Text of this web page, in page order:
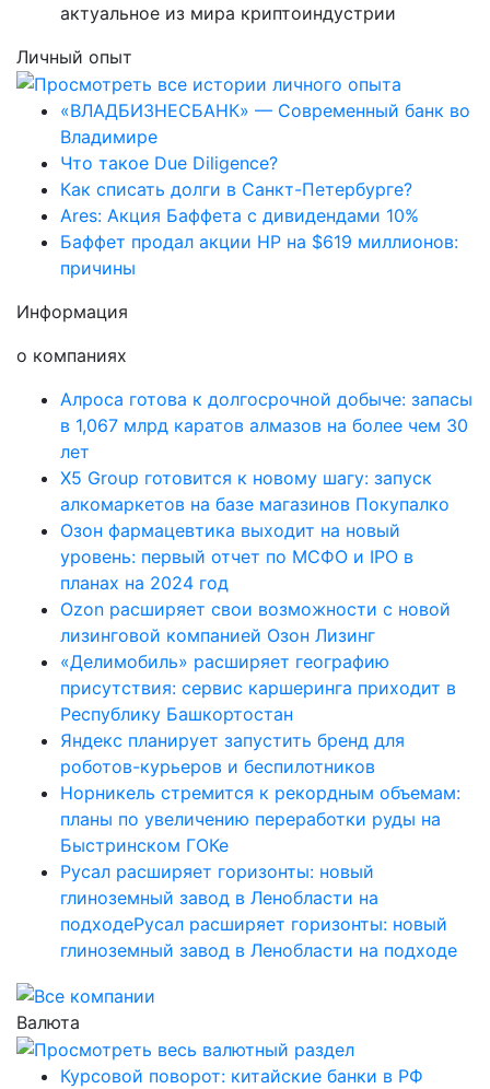
актуальное из мира криптоиндустрии
Личный опыт
«ВЛАДБИЗНЕСБАНК» — Современный банк во
Владимире
Что такое Due Diligence?
Как списать долги в Санкт-Петербурге?
Ares: Акция Баффета с дивидендами 10%
Баффет продал акции HP на $619 миллионов:
причины
Информация
о компаниях
Алроса готова к долгосрочной добыче: запасы
в 1,067 млрд каратов алмазов на более чем 30
лет
X5 Group готовится к новому шагу: запуск
алкомаркетов на базе магазинов Покупалко
Озон фармацевтика выходит на новый
уровень: первый отчет по МСФО и IPO в
планах на 2024 год
Ozon расширяет свои возможности с новой
лизинговой компанией Озон Лизинг
«Делимобиль» расширяет географию
присутствия: сервис каршеринга приходит в
Республику Башкортостан
Яндекс планирует запустить бренд для
роботов-курьеров и беспилотников
Норникель стремится к рекордным объемам:
планы по увеличению переработки руды на
Быстринском ГОКе
Русал расширяет горизонты: новый
глиноземный завод в Ленобласти на
подходеРусал расширяет горизонты: новый
глиноземный завод в Ленобласти на подходе
Валюта
Курсовой поворот: китайские банки в РФ